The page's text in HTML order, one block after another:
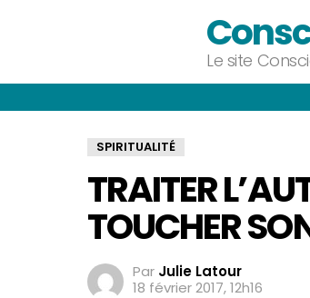
Le site
SPIRITUALITÉ
TRAITER
TOUCHER
Par Julie Latour
18 février 2017, 12h16